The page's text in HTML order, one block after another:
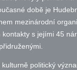
době je
mezinárodní
s jejími 45
politický